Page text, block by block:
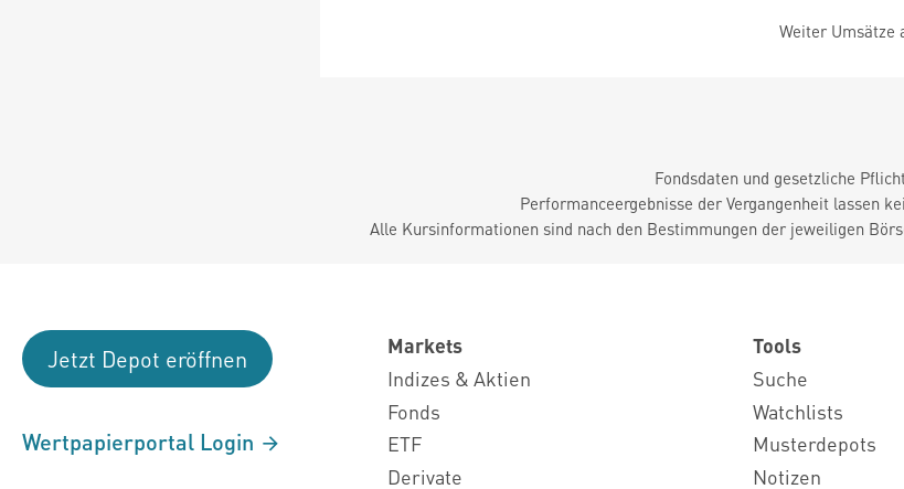
Weiter Umsätze
Fondsdaten und gesetzliche
Performanceergebnisse der Vergangenheit lassen
Alle Kursinformationen sind nach den Bestimmungen der jeweiligen
Jetzt Depot eröffnen
Wertpapierportal Login
Markets
Indizes & Aktien
Fonds
ETF
Derivate
Tools
Suche
Watchlists
Musterdepots
Notizen